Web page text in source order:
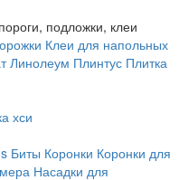
подложки, клеи
Клеи для напольных
Линолеум Плинтус Плитка
хси
Биты Коронки Коронки для
Насадки для